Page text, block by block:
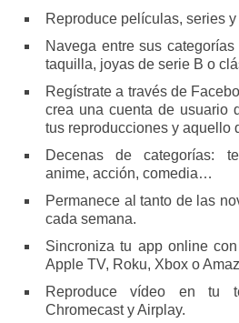
Reproduce películas, series
Navega entre sus
taquilla, joyas de serie B o
Regístrate a través de
crea una cuenta de usuario
tus reproducciones y aquello
Decenas de categorías:
anime, acción, comedia…
Permanece al tanto de las
cada semana.
Sincroniza tu app online
Apple TV, Roku, Xbox o
Reproduce vídeo en tu
Chromecast y Airplay.